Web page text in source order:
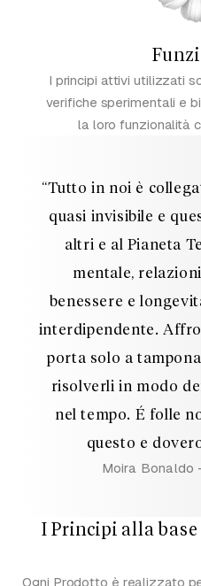
I principi attivi utilizzati
verifiche sperimentali e
la loro funzionalità
“Tutto in noi è
quasi invisibile e
altri e al Pianeta
mentale,
benessere e
interdipendente.
porta solo a
risolverli in modo
nel tempo. É folle
questo e
Moira Bonaldo
I Principi alla
Ogni Prodotto è realizzato